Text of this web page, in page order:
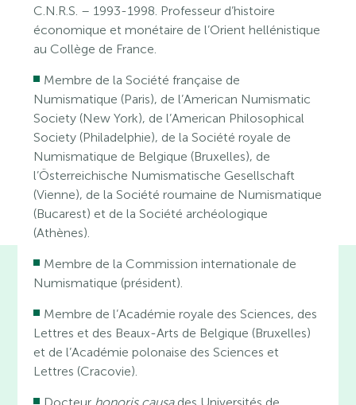
C.N.R.S. – 1993-1998. Professeur d’histoire
économique et monétaire de l’Orient hellénistique
au Collège de France.
Membre de la Société française de
Numismatique (Paris), de l’American Numismatic
Society (New York), de l’American Philosophical
Society (Philadelphie), de la Société royale de
Numismatique de Belgique (Bruxelles), de
l’Österreichische Numismatische Gesellschaft
(Vienne), de la Société roumaine de Numismatique
(Bucarest) et de la Société archéologique
(Athènes).
Membre de la Commission internationale de
Numismatique (président).
Membre de l’Académie royale des Sciences, des
Lettres et des Beaux-Arts de Belgique (Bruxelles)
et de l’Académie polonaise des Sciences et
Lettres (Cracovie).